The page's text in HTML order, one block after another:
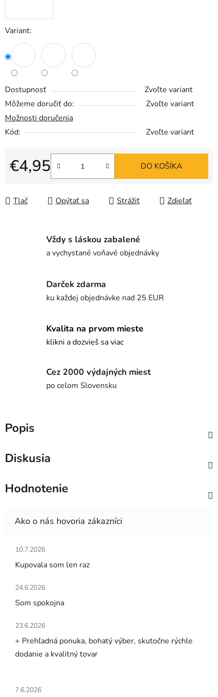
Variant:
Dostupnosť
Zvoľte variant
Môžeme doručiť do:
Zvoľte variant
Možnosti doručenia
Kód:
Zvoľte variant
€4,95
Jednotková cena:
DO KOŠÍKA
Tlač Opýtať sa Strážiť Zdieľať
Vždy s láskou zabalené
a vychystané voňavé objednávky
Darček zdarma
ku každej objednávke nad 25 EUR
Kvalita na prvom mieste
klikni a dozvieš sa viac
Cez 2000 výdajných miest
po celom Slovensku
Popis
Diskusia
Hodnotenie
Hodnotenie obchodu je 5 z 5 hviezdičiek.
10.7.2026
Kupovala som len raz
Hodnotenie obchodu je 5 z 5 hviezdičiek.
24.6.2026
Som spokojna
Hodnotenie obchodu je 5 z 5 hviezdičiek.
23.6.2026
+ Prehľadná ponuka, bohatý výber, skutočne rýchle
dodanie a kvalitný tovar
Hodnotenie obchodu je 5 z 5 hviezdičiek.
7.6.2026